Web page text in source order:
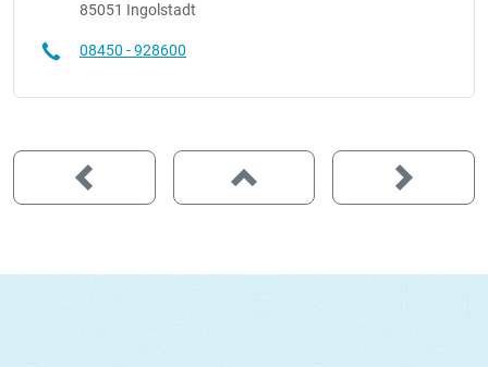
85051 Ingolstadt
08450 - 928600